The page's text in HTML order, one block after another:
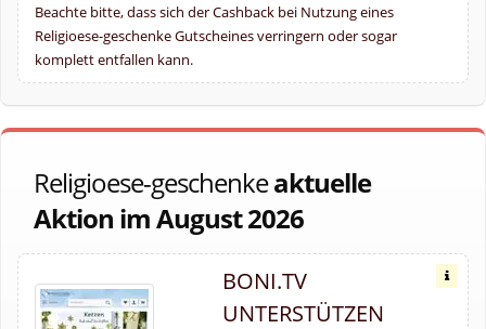
Beachte bitte, dass sich der Cashback bei Nutzung eines
Religioese-geschenke Gutscheines verringern oder sogar
komplett entfallen kann.
Religioese-geschenkeaktuelle
Aktion im August 2026
BONI.TV
UNTERSTÜTZEN